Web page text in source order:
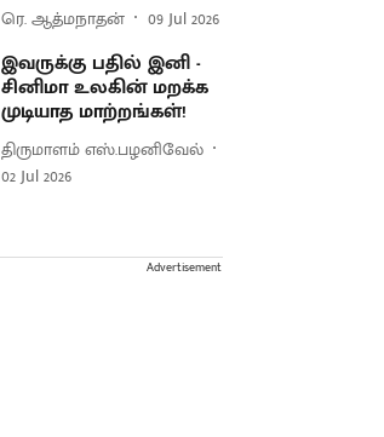
ரெ. ஆத்மநாதன் 09 Jul 2026
இவருக்கு பதில் இனி -
சினிமா உலகின் மறக்க
முடியாத மாற்றங்கள்!
திருமாளம் எஸ்.பழனிவேல்
02 Jul 2026
Advertisement